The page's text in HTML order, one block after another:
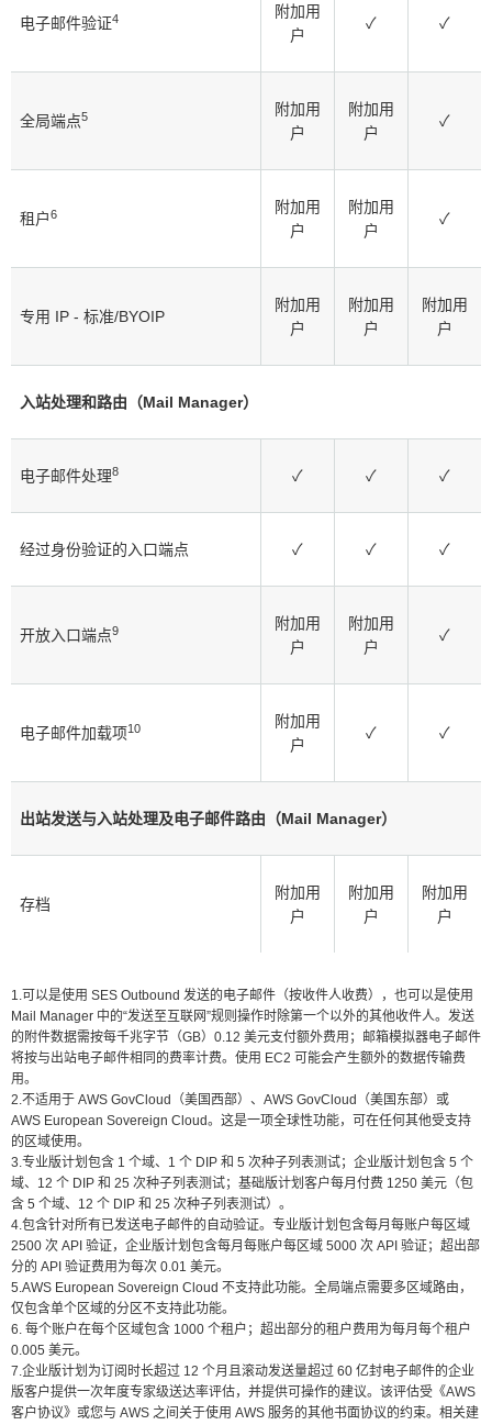
电子邮件验证4
附加用
户
✓ ✓
全局端点5
附加用
户
附加用
户
✓
租户6
附加用
户
附加用
户
✓
专用 IP - 标准/BYOIP
附加用
户
附加用
户
附加用
户
入站处理和路由（Mail Manager）
电子邮件处理8 ✓ ✓ ✓
经过身份验证的入口端点 ✓ ✓ ✓
开放入口端点9
附加用
户
附加用
户
✓
电子邮件加载项10
附加用
户
✓ ✓
出站发送与入站处理及电子邮件路由（Mail Manager）
存档
附加用
户
附加用
户
附加用
户
1.可以是使用 SES Outbound 发送的电子邮件（按收件人收费），也可以是使用
Mail Manager 中的“发送至互联网”规则操作时除第一个以外的其他收件人。发送
的附件数据需按每千兆字节（GB）0.12 美元支付额外费用；邮箱模拟器电子邮件
将按与出站电子邮件相同的费率计费。使用 EC2 可能会产生额外的数据传输费
用。
2.不适用于 AWS GovCloud（美国西部）、AWS GovCloud（美国东部）或
AWS European Sovereign Cloud。这是一项全球性功能，可在任何其他受支持
的区域使用。
3.专业版计划包含 1 个域、1 个 DIP 和 5 次种子列表测试；企业版计划包含 5 个
域、12 个 DIP 和 25 次种子列表测试；基础版计划客户每月付费 1250 美元（包
含 5 个域、12 个 DIP 和 25 次种子列表测试）。
4.包含针对所有已发送电子邮件的自动验证。专业版计划包含每月每账户每区域
2500 次 API 验证，企业版计划包含每月每账户每区域 5000 次 API 验证；超出部
分的 API 验证费用为每次 0.01 美元。
5.AWS European Sovereign Cloud 不支持此功能。全局端点需要多区域路由，
仅包含单个区域的分区不支持此功能。
6. 每个账户在每个区域包含 1000 个租户；超出部分的租户费用为每月每个租户
0.005 美元。
7.企业版计划为订阅时长超过 12 个月且滚动发送量超过 60 亿封电子邮件的企业
版客户提供一次年度专家级送达率评估，并提供可操作的建议。该评估受《AWS
客户协议》或您与 AWS 之间关于使用 AWS 服务的其他书面协议的约束。相关建